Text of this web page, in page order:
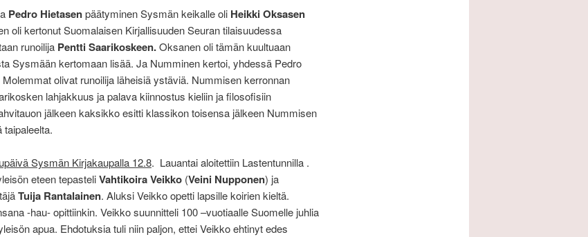
Pedro Hietasenpäätyminen Sysmän keikalle oli Heikki Oksasen
oli kertonut Suomalaisen Kirjallisuuden Seuran tilaisuudessa
runoilija Pentti Saarikoskeen.Oksanen oli tämän kuultuaan
Sysmään kertomaan lisää. Ja Numminen kertoi, yhdessä Pedro
olivat runoilija läheisiä ystäviä. Nummisen kerronnan
lahjakkuus ja palava kiinnostus kieliin ja filosofisiin
jälkeen kaksikko esitti klassikon toisensa jälkeen Nummisen
taipaleelta.
Sysmän Kirjakaupalla 12.8. Lauantai aloitettiin Lastentunnilla .
eteen tepasteliVahtikoira Veikko(Veini Nupponen) ja
Tuija Rantalainen. Aluksi Veikko opetti lapsille koirien kieltä.
-hau- opittiinkin. Veikko suunnitteli 100 –vuotiaalle Suomelle juhlia
apua. Ehdotuksia tuli niin paljon, ettei Veikko ehtinyt edes